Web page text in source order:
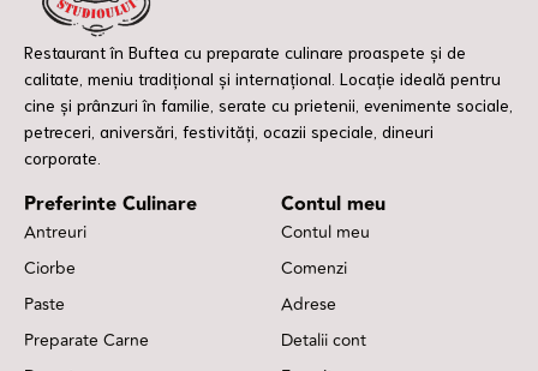
Restaurant în Buftea cu preparate culinare proaspete și de
calitate, meniu tradițional și internațional. Locație ideală pentru
cine și prânzuri în familie, serate cu prietenii, evenimente sociale,
petreceri, aniversări, festivități, ocazii speciale, dineuri
corporate.
Preferinte Culinare
Antreuri
Ciorbe
Paste
Preparate Carne
Contul meu
Contul meu
Comenzi
Adrese
Detalii cont